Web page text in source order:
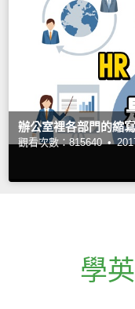
辦公室裡各部門的縮
觀看次數：815640 •
學